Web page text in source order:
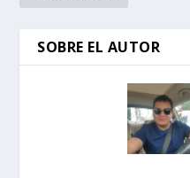
SOBRE EL AUTOR